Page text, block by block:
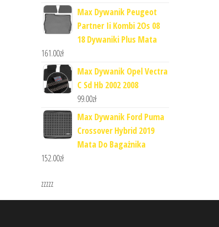
Max Dywanik Peugeot
Partner Ii Kombi 2Os 08
18 Dywaniki Plus Mata
161.00zł
Max Dywanik Opel Vectra
C Sd Hb 2002 2008
99.00zł
Max Dywanik Ford Puma
Crossover Hybrid 2019
Mata Do Bagażnika
152.00zł
zzzzz